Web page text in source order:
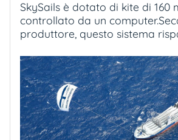
SkySails è dotato di kite di 160
controllato da un
produttore, questo sistema